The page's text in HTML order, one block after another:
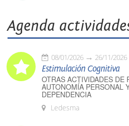
Agenda
08/01/2026 26/11/2026
Estimulación Cognitiva
OTRAS ACTIVIDADES DE
AUTONOMÍA PERSONAL
DEPENDENCIA
Ledesma